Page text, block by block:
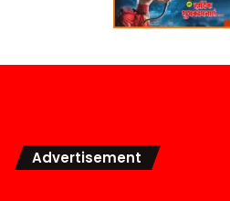
Advertisement